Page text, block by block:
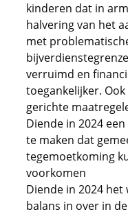
kinderen dat in
halvering van het
met
verruimd en
toegankelijker.
gerichte
Diende in 2024
te maken dat
tegemoetkoming
voorkomen
Diende in 2024
balans in over in